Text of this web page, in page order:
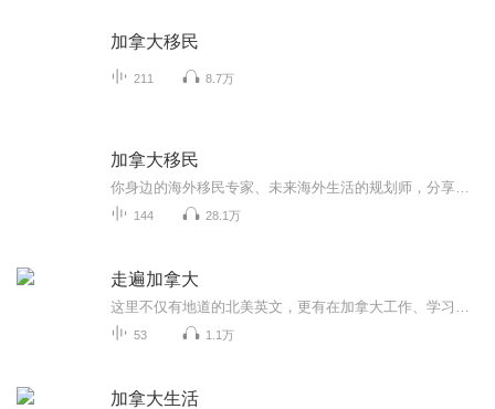
加拿大移民
211 8.7万
加拿大移民
144 28.1万
走遍加拿大
53 1.1万
加拿大生活